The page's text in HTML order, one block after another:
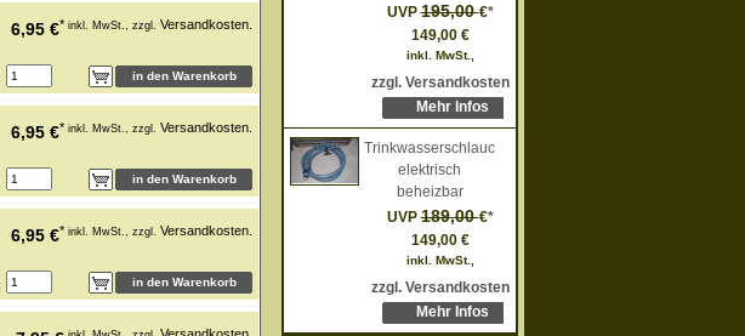
UVP195,00€*
149,00 €
inkl. MwSt.,
zzgl. Versandkosten
Mehr Infos
Trinkwasserschlauch,
elektrisch
beheizbar
UVP189,00€*
149,00 €
inkl. MwSt.,
zzgl. Versandkosten
Mehr Infos
6,95 €* inkl. MwSt., zzgl. Versandkosten.
6,95 €* inkl. MwSt., zzgl. Versandkosten.
6,95 €* inkl. MwSt., zzgl. Versandkosten.